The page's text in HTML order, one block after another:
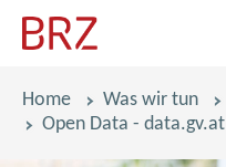
Pfadnavigation
Home Was wir tun
Open Data - data.gv.at